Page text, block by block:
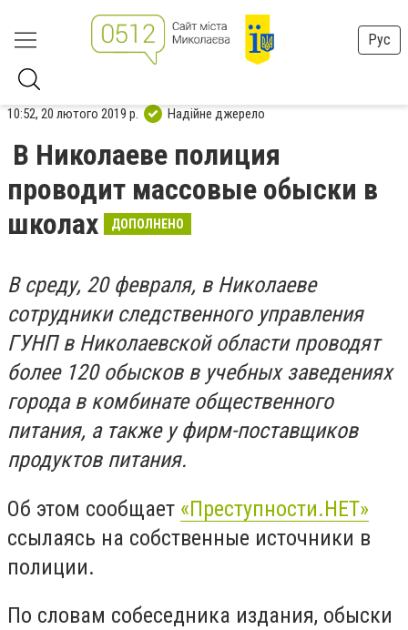
Рус
10:52, 20 лютого 2019 р. Надійне джерело
В Николаеве полиция
проводит массовые обыски в
школах
ДОПОЛНЕНО
В среду, 20 февраля, в Николаеве
сотрудники следственного управления
ГУНП в Николаевской области проводят
более 120 обысков в учебных заведениях
города в комбинате общественного
питания, а также у фирм-поставщиков
продуктов питания.
Об этом сообщает «Преступности.НЕТ»
ссылаясь на собственные источники в
полиции.
По словам собеседника издания, обыски